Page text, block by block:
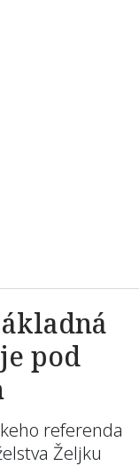
pod
referenda
Željku